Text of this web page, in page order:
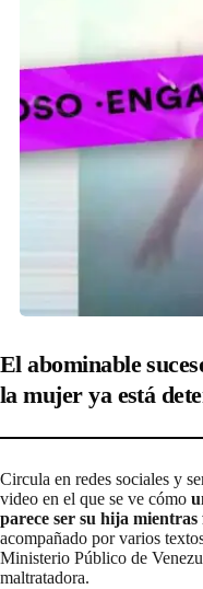
El abominable
la mujer ya está
Circula en redes sociales y
video en el que se ve cómo
parece ser su hija
acompañado por varios
Ministerio Público de
maltratadora.